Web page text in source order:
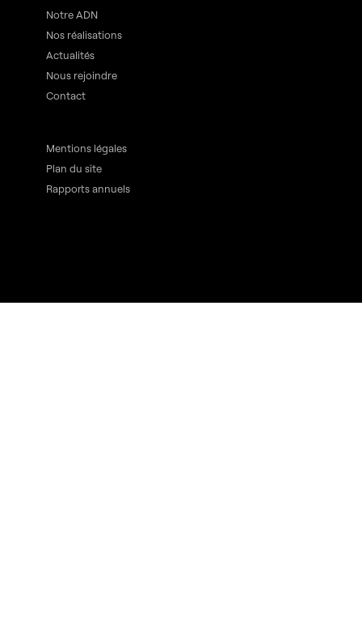
Notre ADN
Nos réalisations
Actualités
Nous rejoindre
Contact
Mentions légales
Plan du site
Rapports annuels